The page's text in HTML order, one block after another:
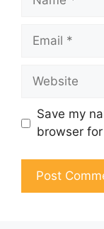
Email
Website
Save my
browser